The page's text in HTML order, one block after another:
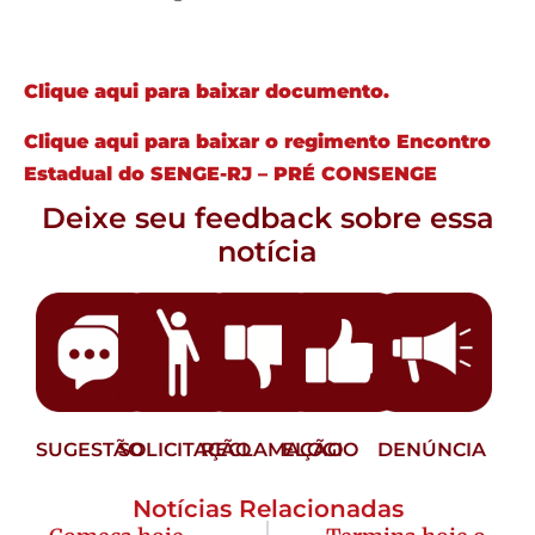
Clique aqui para baixar documento.
Clique aqui para baixar o regimento Encontro
Estadual do SENGE-RJ – PRÉ CONSENGE
Deixe seu feedback sobre essa
notícia
SUGESTÃOSOLICITAÇÃORECLAMAÇÃO
ELOGIO DENÚNCIA
Notícias Relacionadas